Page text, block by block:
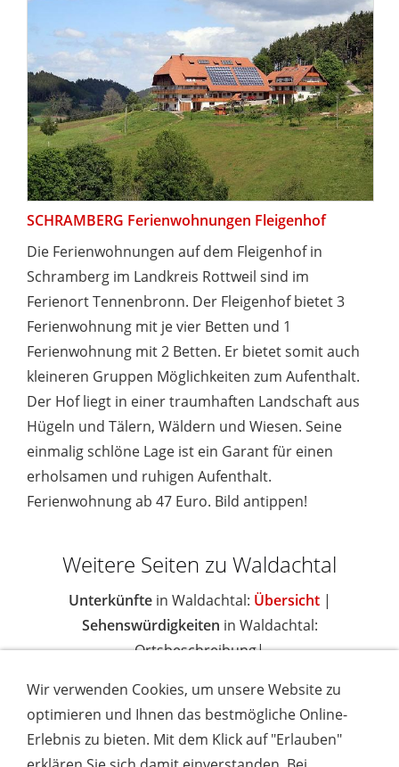
SCHRAMBERG Ferienwohnungen Fleigenhof
Die Ferienwohnungen auf dem Fleigenhof in
Schramberg im Landkreis Rottweil sind im
Ferienort Tennenbronn. Der Fleigenhof bietet 3
Ferienwohnung mit je vier Betten und 1
Ferienwohnung mit 2 Betten. Er bietet somit auch
kleineren Gruppen Möglichkeiten zum Aufenthalt.
Der Hof liegt in einer traumhaften Landschaft aus
Hügeln und Tälern, Wäldern und Wiesen. Seine
einmalig schlöne Lage ist ein Garant für einen
erholsamen und ruhigen Aufenthalt.
Ferienwohnung ab 47 Euro. Bild antippen!
Weitere Seiten zu Waldachtal
Unterkünfte in Waldachtal: Übersicht|
Sehenswürdigkeiten in Waldachtal:
Ortsbeschreibung|
IMPRESSUM COOKIES & DATENSCHUTZ
AGB
TOURISMUSHELD
WISSENSWERT NEWSLETTER
Wir verwenden Cookies, um unsere Website zu
optimieren und Ihnen das bestmögliche Online-
Erlebnis zu bieten. Mit dem Klick auf "Erlauben"